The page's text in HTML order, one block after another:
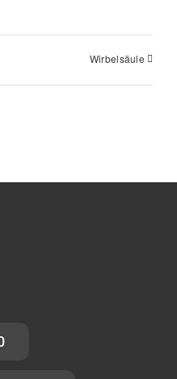
Wirbelsäule